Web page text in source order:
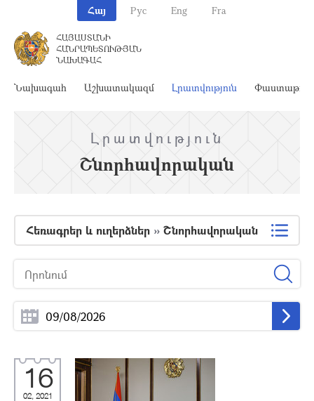
Հայ Рус Eng Fra
ՀԱՅԱՍՏԱՆԻ
ՀԱՆՐԱՊԵՏՈՒԹՅԱՆ
ՆԱԽԱԳԱՀ
Նախագահ Աշխատակազմ Լրատվություն
Լրատվություն
Շնորհավորական
Հեռագրեր և ուղերձներ » Շնորհավորական
16
02, 2021